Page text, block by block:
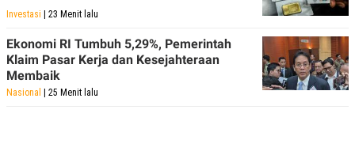
Investasi | 23 Menit lalu
Ekonomi RI Tumbuh 5,29%, Pemerintah
Klaim Pasar Kerja dan Kesejahteraan
Membaik
Nasional | 25 Menit lalu